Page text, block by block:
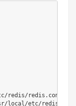
redis/redis.conf
local/etc/redis/